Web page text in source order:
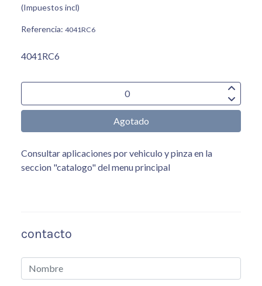
(Impuestos incl)
Referencia: 4041RC6
4041RC6
Agotado
Consultar aplicaciones por vehiculo y pinza en la
seccion "catalogo" del menu principal
contacto